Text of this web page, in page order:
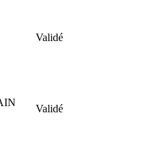
Validé
Validé